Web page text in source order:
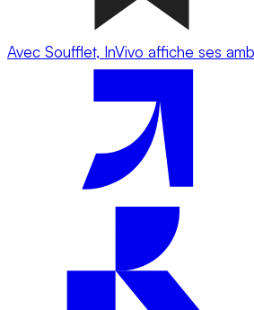
Avec Soufflet, InVivo affiche ses